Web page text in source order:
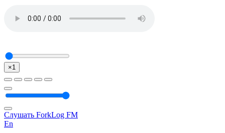
×1
Слушать ForkLog FM
En